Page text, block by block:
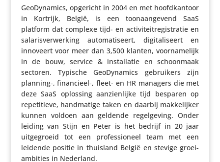
GeoDy­na­mics, opgericht in 2004 en met hoofd­kan­toor
in Kortrijk, België, is een toon­aan­ge­vend SaaS
platform dat complexe tijd- en acti­vi­teit­re­gi­stratie en
sala­ris­ver­wer­king auto­ma­ti­seert, digi­ta­li­seert en
innoveert voor meer dan 3,500 klanten, voor­na­me­lijk
in de bouw, service & instal­latie en schoon­maak
sectoren. Typische GeoDy­na­mics gebrui­kers zijn
planning‑, financieel‑, fleet- en HR managers die met
deze SaaS oplossing aanzien­lijke tijd besparen op
repe­ti­tieve, hand­ma­tige taken en daarbij makke­lijker
kunnen voldoen aan geldende regel­ge­ving. Onder
leiding van Stijn en Peter is het bedrijf in 20 jaar
uitge­groeid tot een profes­si­o­neel team met een
leidende positie in thuisland België en stevige groei­
am­bi­ties in Nederland.